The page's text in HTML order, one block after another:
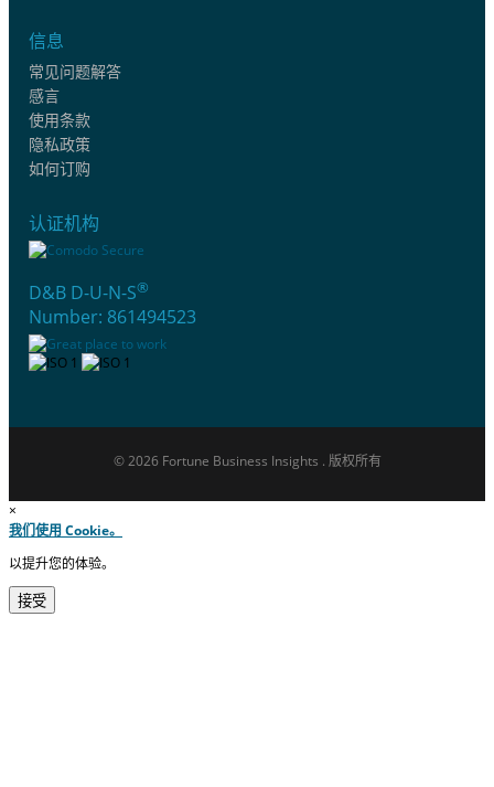
信息
常见问题解答
感言
使用条款
隐私政策
如何订购
认证机构
D&B D-U-N-S®
Number: 861494523
© 2026 Fortune Business Insights . 版权所有
×
我们使用 Cookie。
以提升您的体验。
接受